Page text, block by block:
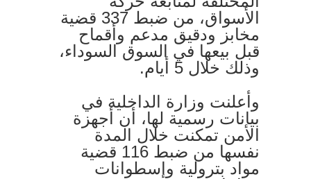
الأسواق، من ضبط 337 قضية
مخابز ودقيق مدعم وأقماح
قبل بيعها في السوق السوداء،
وذلك خلال 5 أيام.
وأعلنت وزارة الداخلية في
بيانات رسمية لها، أن أجهزة
الأمن تمكنت خلال المدة
نفسها من ضبط 116 قضية
مواد بترولية وإسطوانات